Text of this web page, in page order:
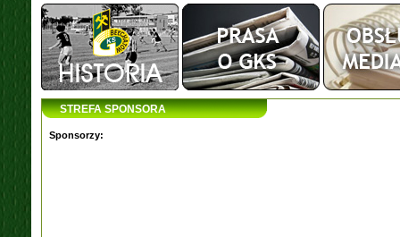
STREFA SPONSORA
Sponsorzy: